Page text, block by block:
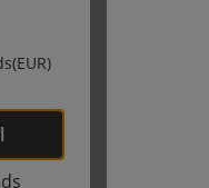
(EUR)